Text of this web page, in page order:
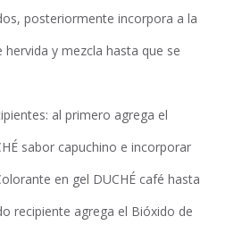
posteriormente incorpora a la
hervida y mezcla hasta que se
al primero agrega el
sabor capuchino e incorporar
en gel DUCHÉ café hasta
recipiente agrega el Bióxido de